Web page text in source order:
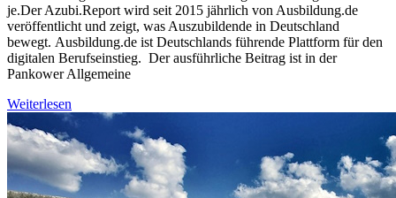
je.Der Azubi.Report wird seit 2015 jährlich von Ausbildung.de
veröffentlicht und zeigt, was Auszubildende in Deutschland
bewegt. Ausbildung.de ist Deutschlands führende Plattform für den
digitalen Berufseinstieg. Der ausführliche Beitrag ist in der
Pankower Allgemeine
Weiterlesen